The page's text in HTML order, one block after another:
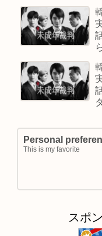
Personal
This is my favorite
スポ